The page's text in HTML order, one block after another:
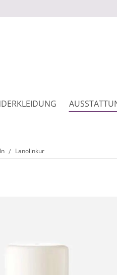
Lanolinkur